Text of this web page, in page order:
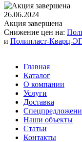
26.06.2024
Акция завершена
Снижение цен на:
и Полипласт-Кварц-
Главная
Каталог
О компании
Услуги
Доставка
Наши объекты
Статьи
Контакты